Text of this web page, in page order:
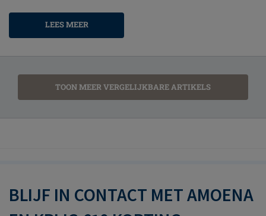
LEES MEER
TOON MEER VERGELIJKBARE ARTIKELS
BLIJF IN CONTACT MET AMOENA